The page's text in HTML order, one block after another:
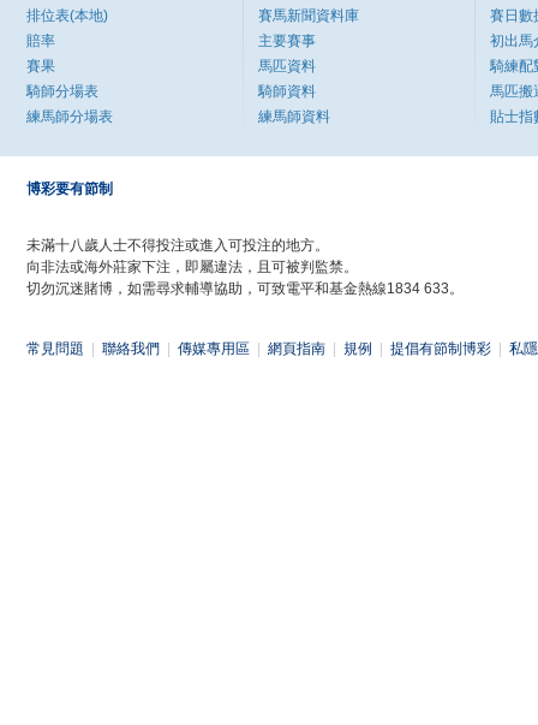
排位表(本地)
賠率
賽果
騎師分場表
練馬師分場表
賽馬新聞資料庫
主要賽事
馬匹資料
騎師資料
練馬師資料
賽日數
初出馬
騎練配
馬匹搬
貼士指
博彩要有節制
未滿十八歲人士不得投注或進入可投注的地方。
向非法或海外莊家下注，即屬違法，且可被判監禁。
切勿沉迷賭博，如需尋求輔導協助，可致電平和基金熱線1834 633。
常見問題 聯絡我們 傳媒專用區 網頁指南 規例 提倡有節制博彩 私